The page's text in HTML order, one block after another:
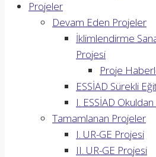
Projeler
Devam Eden Projeler
İklimlendirme
Projesi
Proje
ESSİAD Sürekli
I. ESSİAD
Tamamlanan Projeler
I. UR-GE Projesi
II. UR-GE Projesi